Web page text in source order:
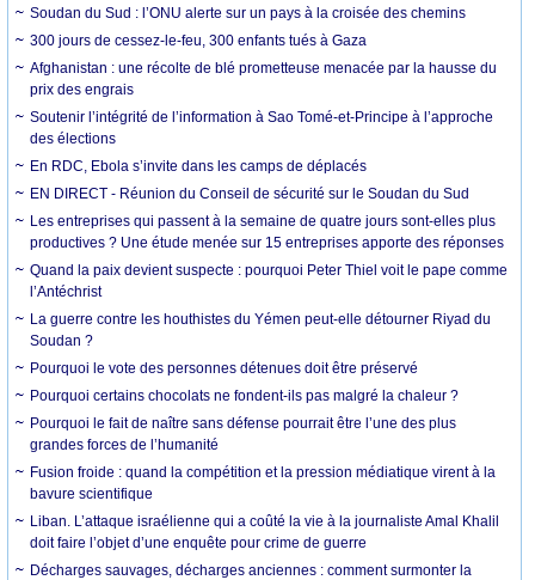
Soudan du Sud : l’ONU alerte sur un pays à la croisée des chemins
300 jours de cessez-le-feu, 300 enfants tués à Gaza
Afghanistan : une récolte de blé prometteuse menacée par la hausse du
prix des engrais
Soutenir l’intégrité de l’information à Sao Tomé-et-Principe à l’approche
des élections
En RDC, Ebola s’invite dans les camps de déplacés
EN DIRECT - Réunion du Conseil de sécurité sur le Soudan du Sud
Les entreprises qui passent à la semaine de quatre jours sont-elles plus
productives ? Une étude menée sur 15 entreprises apporte des réponses
Quand la paix devient suspecte : pourquoi Peter Thiel voit le pape comme
l’Antéchrist
La guerre contre les houthistes du Yémen peut-elle détourner Riyad du
Soudan ?
Pourquoi le vote des personnes détenues doit être préservé
Pourquoi certains chocolats ne fondent-ils pas malgré la chaleur ?
Pourquoi le fait de naître sans défense pourrait être l’une des plus
grandes forces de l’humanité
Fusion froide : quand la compétition et la pression médiatique virent à la
bavure scientifique
Liban. L’attaque israélienne qui a coûté la vie à la journaliste Amal Khalil
doit faire l’objet d’une enquête pour crime de guerre
Décharges sauvages, décharges anciennes : comment surmonter la